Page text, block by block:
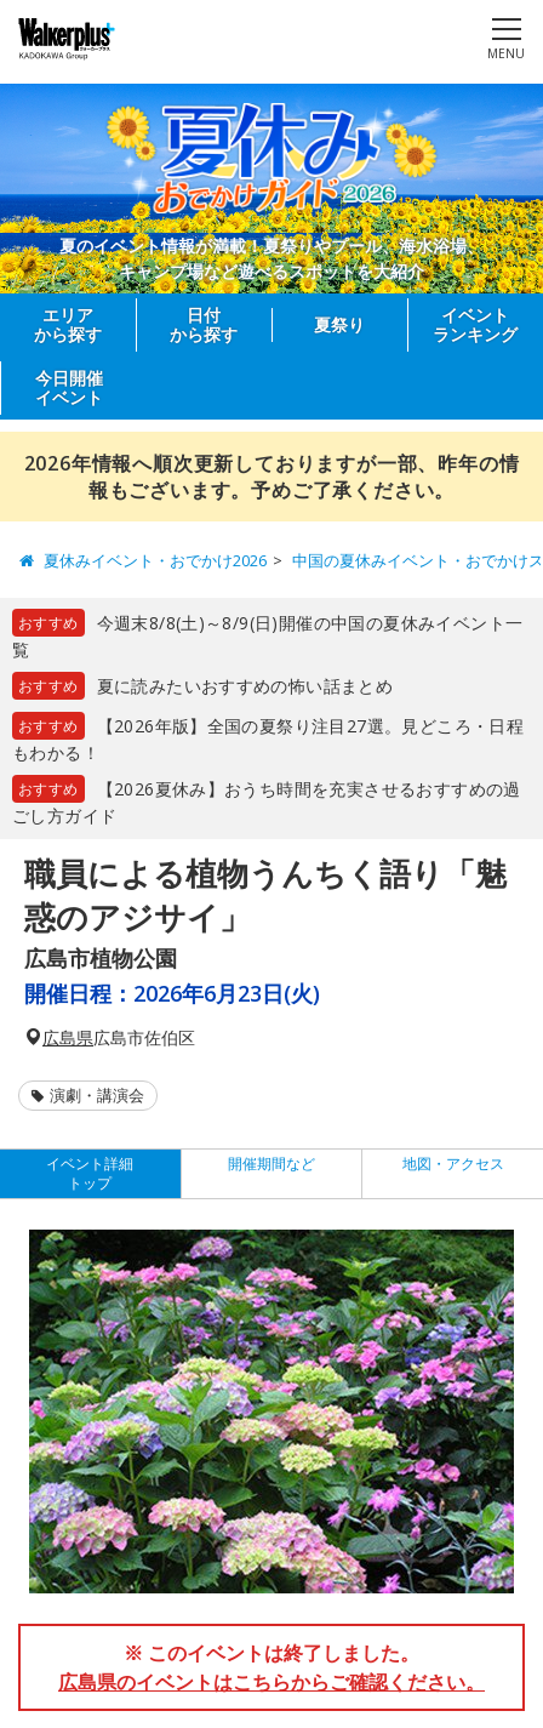
MENU
夏のイベント情報が満載！夏祭りやプール、海水浴場、
キャンプ場など遊べるスポットを大紹介
エリア
から探す
日付
から探す
夏祭り
イベント
ランキング
今日開催
イベント
2026年情報へ順次更新しておりますが一部、昨年の情
報もございます。予めご了承ください。
夏休みイベント・おでかけ2026 中国の夏休みイベント・おでかけ
おすすめ
今週末8/8(土)～8/9(日)開催の中国の夏休みイベント一
覧
おすすめ 夏に読みたいおすすめの怖い話まとめ
おすすめ
【2026年版】全国の夏祭り注目27選。見どころ・日程
もわかる！
おすすめ
【2026夏休み】おうち時間を充実させるおすすめの過
ごし方ガイド
職員による植物うんちく語り「魅
惑のアジサイ」
広島市植物公園
開催日程： 2026年6月23日(火)
広島県広島市佐伯区
演劇・講演会
イベント詳細
トップ
開催期間など 地図・アクセス
※ このイベントは終了しました。
広島県のイベントはこちらからご確認ください。